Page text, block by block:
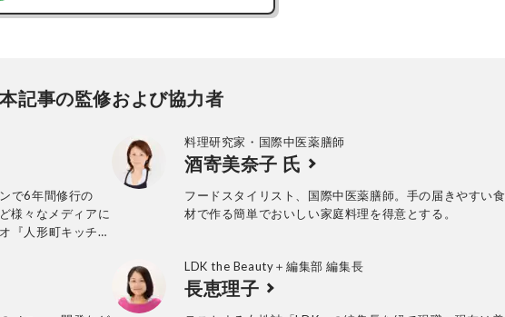
本記事の監修および協力者
で6年間修行の
様々なメディアに
『人形町キッチ
料理研究家・国際中医薬膳師
酒寄美奈子 氏
フードスタイリスト、国際中医薬膳師。手の届きやすい食
材で作る簡単でおいしい家庭料理を得意とする。
LDK the Beauty＋編集部 編集長
長恵理子